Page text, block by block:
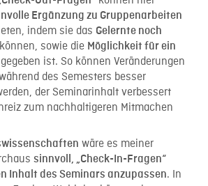
Ergänzung zu Gruppenarbeiten
indem sie das Gelernte noch
können, sowie die Möglichkeit für ein
gegeben ist. So können Veränderungen
des Semesters besser
der Seminarinhalt verbessert
zum nachhaltigeren Mitmachen
wäre es meiner
sinnvoll, „Check-In-Fragen“
Inhalt des Seminars anzupassen. In